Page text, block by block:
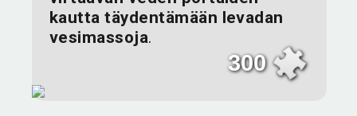
kautta täydentämään levadan
vesimassoja.
300